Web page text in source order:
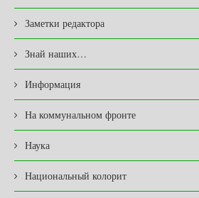
Заметки редактора
Знай наших…
Информация
На коммунальном фронте
Наука
Национальный колорит